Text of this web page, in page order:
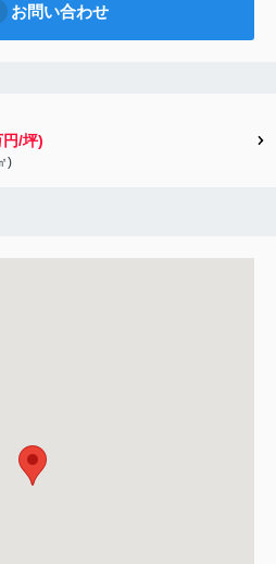
お問い合わせ
/坪)
)